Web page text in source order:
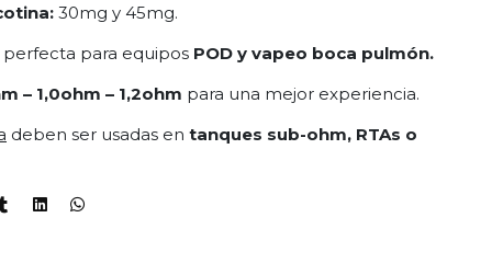
30mg y 45mg.
perfecta para equipos POD y vapeo boca pulmón.
– 1,0ohm – 1,2ohm para una mejor experiencia.
deben ser usadas en tanques sub-ohm, RTAs o